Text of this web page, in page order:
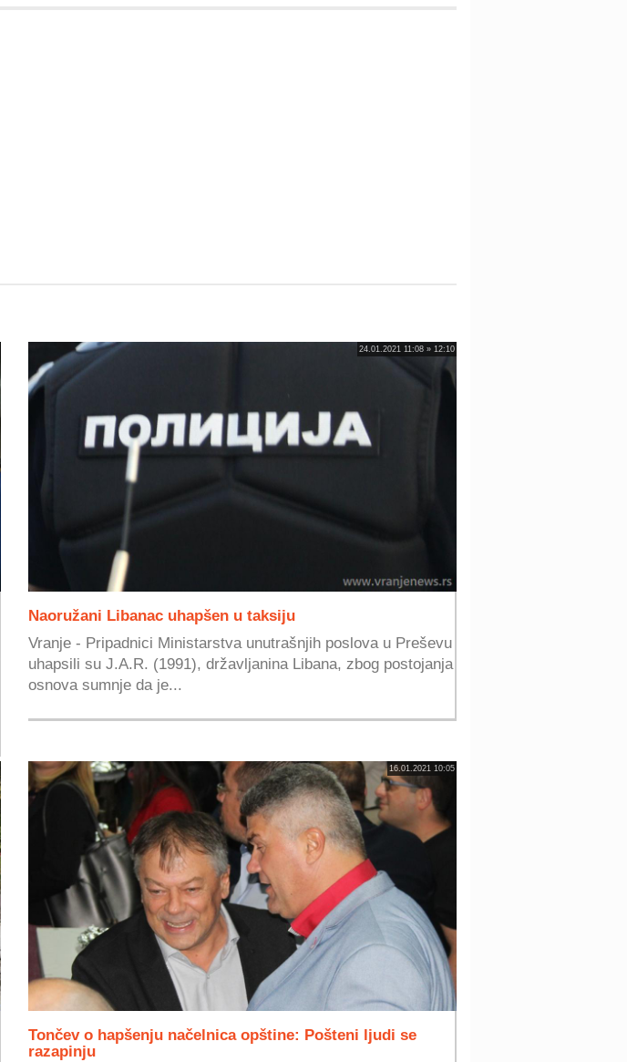
24.01.2021 11:08 » 12:10
Naoružani Libanac uhapšen u taksiju
Vranje - Pripadnici Ministarstva unutrašnjih poslova u Preševu
uhapsili su J.A.R. (1991), državljanina Libana, zbog postojanja
osnova sumnje da je...
16.01.2021 10:05
Tončev o hapšenju načelnica opštine: Pošteni ljudi se
razapinju